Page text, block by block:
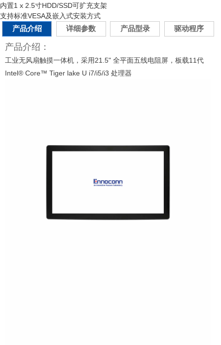
内置1 x 2.5寸HDD/SSD可扩充支架
支持标准VESA及嵌入式安装方式
产品介绍
详细参数 产品型录 驱动程序
产品介绍：
工业无风扇触摸一体机，采用21.5" 全平面五线电阻屏， 板载11代
Intel® Core™ Tiger lake U i7/i5/i3 处理器